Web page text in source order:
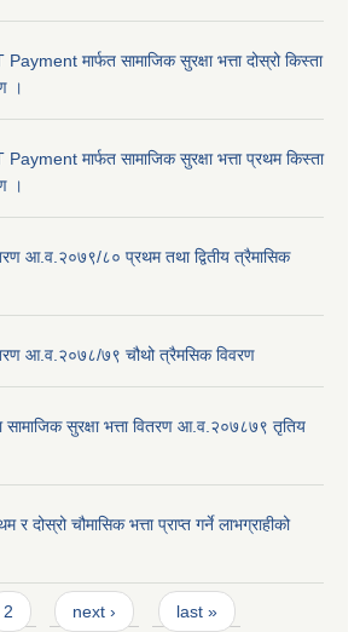
मार्फत सामाजिक सुरक्षा भत्ता दोस्रो किस्ता
।
मार्फत सामाजिक सुरक्षा भत्ता प्रथम किस्ता
।
आ.व.२०७९/८० प्रथम तथा द्वितीय त्रैमासिक
आ.व.२०७८/७९ चौथो त्रैमसिक विवरण
सामाजिक सुरक्षा भत्ता वितरण आ.व.२०७८७९ तृतिय
चौमासिक भत्ता प्राप्त गर्ने लाभग्राहीको
2 next › last »